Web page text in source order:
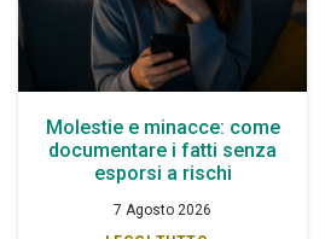
Molestie e minacce: come
documentare i fatti senza
esporsi a rischi
7 Agosto 2026